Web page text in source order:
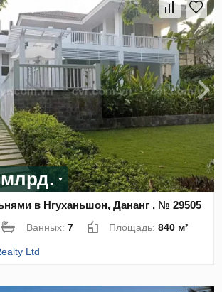
млрд.
в Нгуханьшон, Дананг , № 29505
Ванных:7 Площадь:840 м²
Ltd